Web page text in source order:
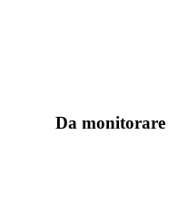
Da monitorare